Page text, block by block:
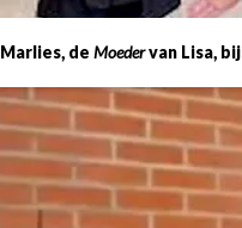
de Moedervan Lisa, bij